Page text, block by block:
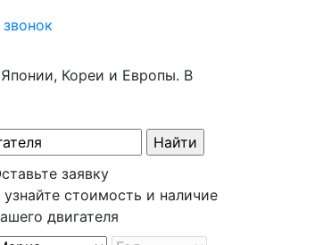
Кореи и Европы. В
заявку
узнайте стоимость и наличие
двигателя